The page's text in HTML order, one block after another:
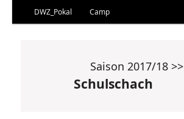
DWZ_Pokal Camp
Saison 2017/18 >>
Schulschach